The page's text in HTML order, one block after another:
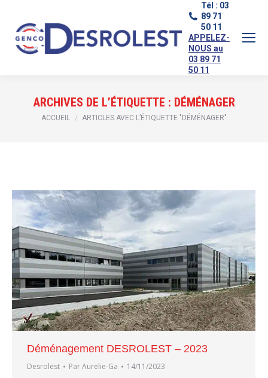
Tél : 03
89 71
50 11
APPELEZ-
NOUS au
03 89 71
50 11
ARCHIVES DE L’ÉTIQUETTE : DÉMÉNAGER
Vous êtes ici :
ACCUEIL ARTICLES AVEC L’ÉTIQUETTE "DÉMÉNAGER"
Déménagement DESROLEST – 2023
Desrolest ParAurelie-Ga 14/11/2023